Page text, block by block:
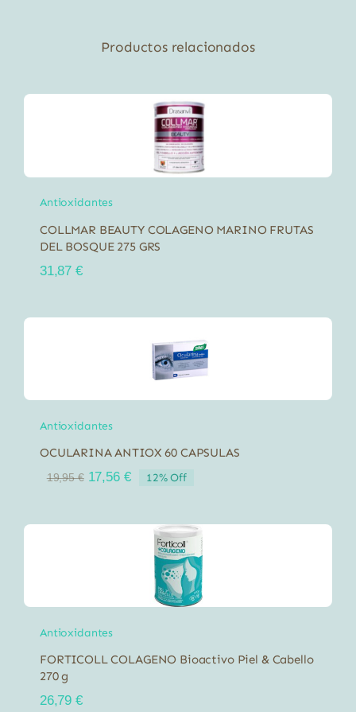
Productos relacionados
Antioxidantes
COLLMAR BEAUTY COLAGENO MARINO FRUTAS
DEL BOSQUE 275 GRS
31,87 €
Antioxidantes
OCULARINA ANTIOX 60 CAPSULAS
19,95€ El
era:
17,56 €El
es:
17,56 €.
12% Off
Antioxidantes
FORTICOLL COLAGENO Bioactivo Piel & Cabello
270 g
26,79 €